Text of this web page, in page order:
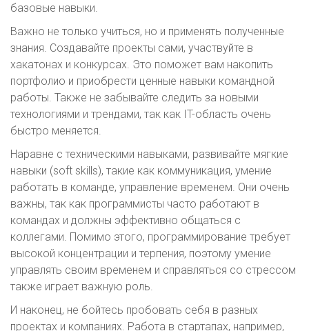
базовые навыки.
Важно не только учиться, но и применять полученные
знания. Создавайте проекты сами, участвуйте в
хакатонах и конкурсах. Это поможет вам накопить
портфолио и приобрести ценные навыки командной
работы. Также не забывайте следить за новыми
технологиями и трендами, так как IT-область очень
быстро меняется.
Наравне с техническими навыками, развивайте мягкие
навыки (soft skills), такие как коммуникация, умение
работать в команде, управление временем. Они очень
важны, так как программисты часто работают в
командах и должны эффективно общаться с
коллегами. Помимо этого, программирование требует
высокой концентрации и терпения, поэтому умение
управлять своим временем и справляться со стрессом
также играет важную роль.
И наконец, не бойтесь пробовать себя в разных
проектах и компаниях. Работа в стартапах, например,